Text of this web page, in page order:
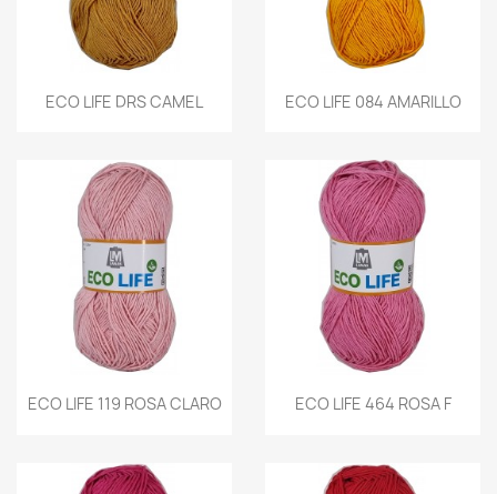
ECO LIFE DRS CAMEL ECO LIFE 084 AMARILLO
ECO LIFE 119 ROSA CLARO ECO LIFE 464 ROSA F